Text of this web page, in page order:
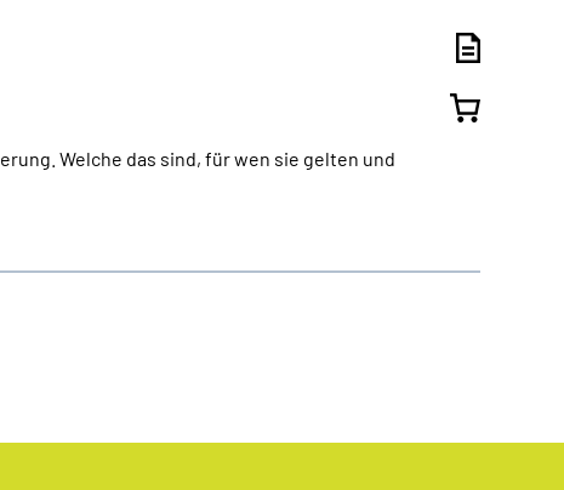
Welche das sind, für wen sie gelten und